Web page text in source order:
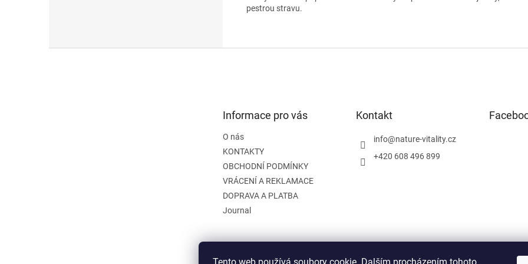
pestrou stravu.
Informace pro vás
O nás
KONTAKTY
OBCHODNÍ PODMÍNKY
VRÁCENÍ A REKLAMACE
DOPRAVA A PLATBA
Journal
Kontakt
info@nature-vitality.cz
+420 608 496 899
Instagram Facebook